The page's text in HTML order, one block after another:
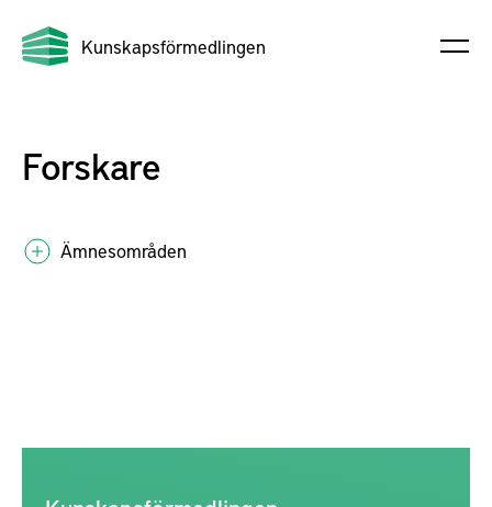
Kunskapsförmedlingen
Forskare
Ämnesområden